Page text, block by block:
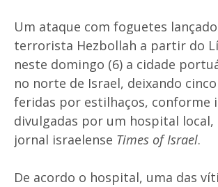
Um ataque com foguetes
terrorista Hezbollah a partir do
neste domingo (6) a cidade
no norte de Israel, deixando
feridas por estilhaços, conforme
divulgadas por um hospital
jornal israelense Times of Israel.
De acordo o hospital, uma das